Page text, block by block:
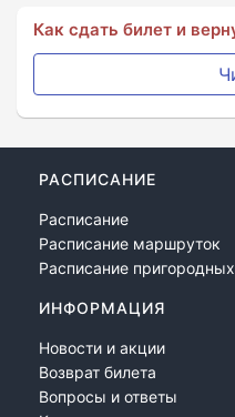
Как сдать билет и
РАСПИСАНИЕ
Расписание
Расписание маршруток
Расписание
ИНФОРМАЦИЯ
Новости и акции
Возврат билета
Вопросы и ответы